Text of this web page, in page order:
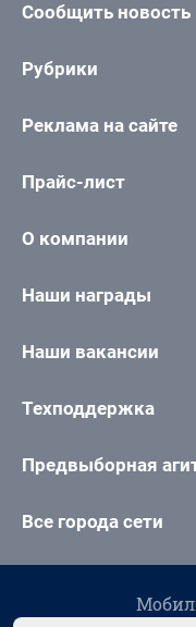
Сообщить новость
Рубрики
Реклама на сайте
Прайс-лист
О компании
Наши награды
Наши вакансии
Техподдержка
Предвыборная
Все города сети